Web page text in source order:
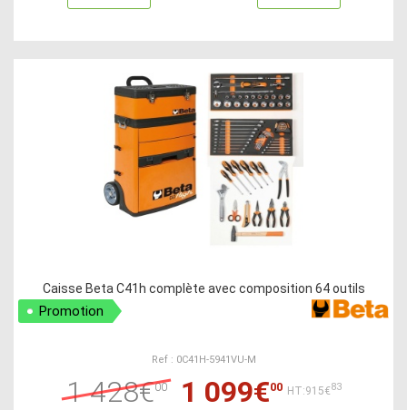
Caisse Beta C41h complète avec composition 64 outils
Promotion
Ref : 0C41H-5941VU-M
1 428€00 1 099€00 HT:915€83